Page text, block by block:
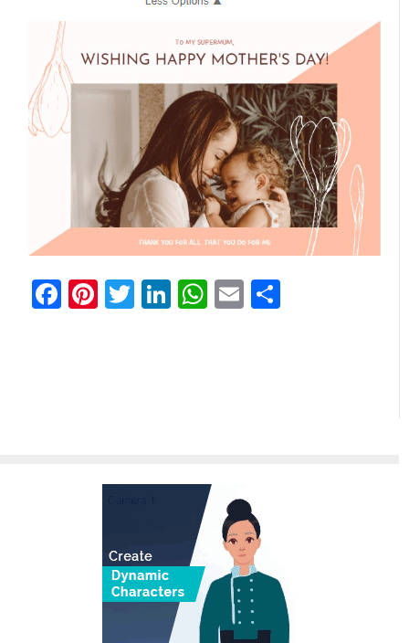
Facebook
Pinterest
Twitter
LinkedIn
WhatsApp
Email